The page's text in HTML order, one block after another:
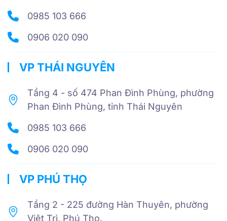
0985 103 666
0906 020 090
VP THÁI NGUYÊN
Tầng 4 - số 474 Phan Đình Phùng, phường
Phan Đình Phùng, tỉnh Thái Nguyên
0985 103 666
0906 020 090
VP PHÚ THỌ
Tầng 2 - 225 đường Hàn Thuyên, phường
Việt Trì, Phú Thọ.